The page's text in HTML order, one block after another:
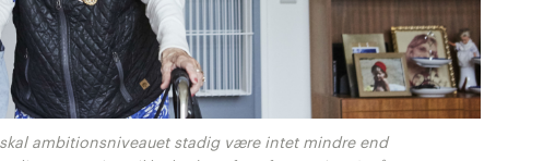
ambitionsniveauet stadig være intet mindre end